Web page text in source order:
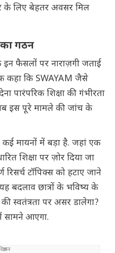
के लिए बेहतर अवसर मिल
का गठन
इन फैसलों पर नाराज़गी जताई
कहा कि SWAYAM जैसे
पारंपरिक शिक्षा की गंभीरता
इस पूरे मामले की जांच के
कई मायनों में बड़ा है. जहां एक
शिक्षा पर ज़ोर दिया जा
रिसर्च टॉपिक्स को हटाए जाने
बदलाव छात्रों के भविष्य के
स्वतंत्रता पर असर डालेगा?
आएगा.